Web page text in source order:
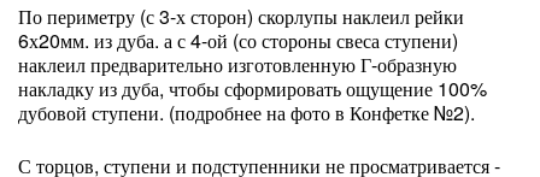
По периметру (с 3-х сторон) скорлупы наклеил рейки
6х20мм. из дуба. а с 4-ой (со стороны свеса ступени)
наклеил предварительно изготовленную Г-образную
накладку из дуба, чтобы сформировать ощущение 100%
дубовой ступени. (подробнее на фото в Конфетке №2).
С торцов, ступени и подступенники не просматривается -